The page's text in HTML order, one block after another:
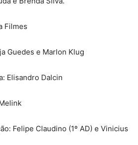
Filmes
Guedes e Marlon Klug
Elisandro Dalcin
Felipe Claudino (1º AD) e Vinicius